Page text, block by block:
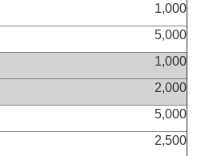
1,000
5,000
1,000
2,000
5,000
2,500